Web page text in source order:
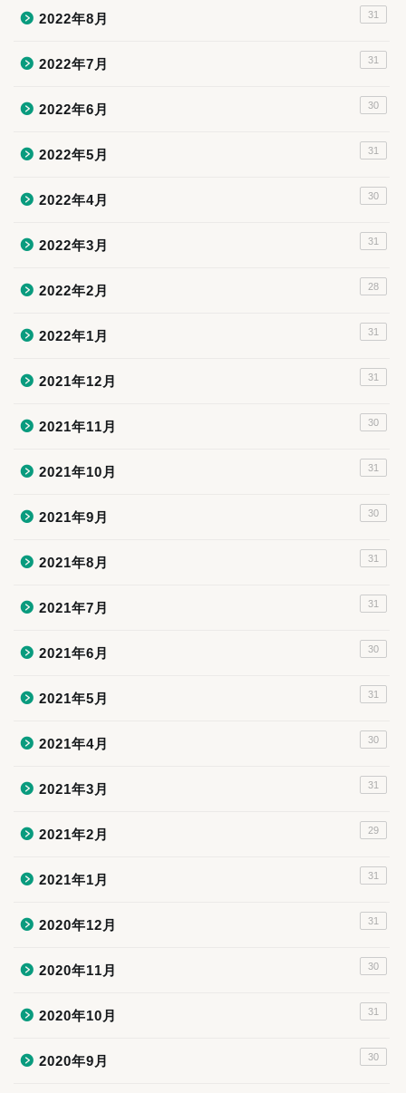
2022年8月 31
2022年7月 31
2022年6月 30
2022年5月 31
2022年4月 30
2022年3月 31
2022年2月 28
2022年1月 31
2021年12月 31
2021年11月 30
2021年10月 31
2021年9月 30
2021年8月 31
2021年7月 31
2021年6月 30
2021年5月 31
2021年4月 30
2021年3月 31
2021年2月 29
2021年1月 31
2020年12月 31
2020年11月 30
2020年10月 31
2020年9月 30